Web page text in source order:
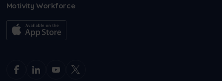
Motivity Workforce